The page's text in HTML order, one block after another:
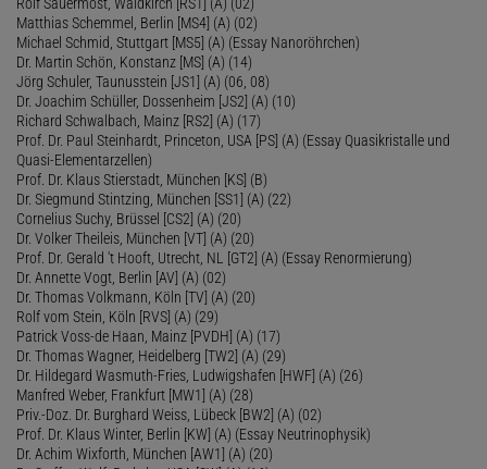
Matthias Schemmel, Berlin [MS4] (A) (02)
Michael Schmid, Stuttgart [MS5] (A) (Essay Nanoröhrchen)
Dr. Martin Schön, Konstanz [MS] (A) (14)
Jörg Schuler, Taunusstein [JS1] (A) (06, 08)
Dr. Joachim Schüller, Dossenheim [JS2] (A) (10)
Richard Schwalbach, Mainz [RS2] (A) (17)
Prof. Dr. Paul Steinhardt, Princeton, USA [PS] (A) (Essay Quasikristalle und
Quasi-Elementarzellen)
Prof. Dr. Klaus Stierstadt, München [KS] (B)
Dr. Siegmund Stintzing, München [SS1] (A) (22)
Cornelius Suchy, Brüssel [CS2] (A) (20)
Dr. Volker Theileis, München [VT] (A) (20)
Prof. Dr. Gerald 't Hooft, Utrecht, NL [GT2] (A) (Essay Renormierung)
Dr. Annette Vogt, Berlin [AV] (A) (02)
Dr. Thomas Volkmann, Köln [TV] (A) (20)
Rolf vom Stein, Köln [RVS] (A) (29)
Patrick Voss-de Haan, Mainz [PVDH] (A) (17)
Dr. Thomas Wagner, Heidelberg [TW2] (A) (29)
Dr. Hildegard Wasmuth-Fries, Ludwigshafen [HWF] (A) (26)
Manfred Weber, Frankfurt [MW1] (A) (28)
Priv.-Doz. Dr. Burghard Weiss, Lübeck [BW2] (A) (02)
Prof. Dr. Klaus Winter, Berlin [KW] (A) (Essay Neutrinophysik)
Dr. Achim Wixforth, München [AW1] (A) (20)